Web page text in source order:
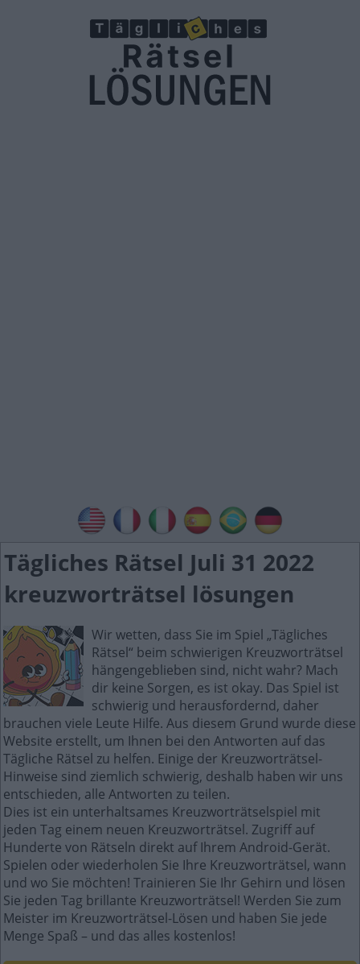
Tägliches Rätsel Juli 31 2022
kreuzworträtsel lösungen
Wir wetten, dass Sie im Spiel „Tägliches
Rätsel“ beim schwierigen Kreuzworträtsel
hängengeblieben sind, nicht wahr? Mach
dir keine Sorgen, es ist okay. Das Spiel ist
schwierig und herausfordernd, daher
brauchen viele Leute Hilfe. Aus diesem Grund wurde diese
Website erstellt, um Ihnen bei den Antworten auf das
Tägliche Rätsel zu helfen. Einige der Kreuzworträtsel-
Hinweise sind ziemlich schwierig, deshalb haben wir uns
entschieden, alle Antworten zu teilen.
Dies ist ein unterhaltsames Kreuzworträtselspiel mit
jeden Tag einem neuen Kreuzworträtsel. Zugriff auf
Hunderte von Rätseln direkt auf Ihrem Android-Gerät.
Spielen oder wiederholen Sie Ihre Kreuzworträtsel, wann
und wo Sie möchten! Trainieren Sie Ihr Gehirn und lösen
Sie jeden Tag brillante Kreuzworträtsel! Werden Sie zum
Meister im Kreuzworträtsel-Lösen und haben Sie jede
Menge Spaß – und das alles kostenlos!